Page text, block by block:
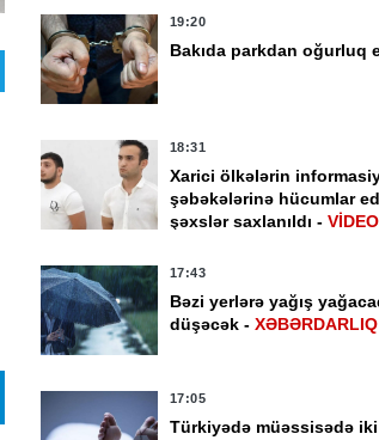
19:20
Bakıda parkdan oğurluq
18:31
Xarici ölkələrin
şəbəkələrinə hücumlar
şəxslər saxlanıldı - VİDEO
17:43
Bəzi yerlərə yağış
düşəcək - XƏBƏRDARLIQ
17:05
Türkiyədə müəssisədə